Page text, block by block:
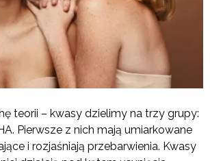
teorii – kwasy dzielimy na trzy grupy:
Pierwsze z nich mają umiarkowane
i rozjaśniają przebarwienia. Kwasy